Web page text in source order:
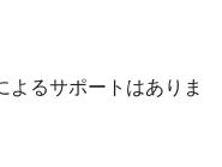
るサポートはありま